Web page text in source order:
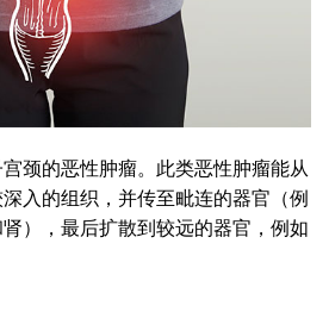
颈的恶性肿瘤。此类恶性肿瘤能从
入的组织，并传至毗连的器官（例
），最后扩散到较远的器官，例如